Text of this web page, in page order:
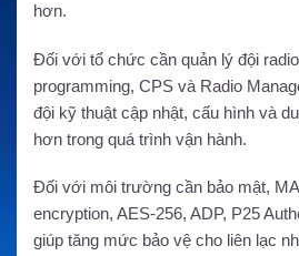
hơn.
Đối với tổ chức cần quản lý đội
programming, CPS và Radio
đội kỹ thuật cập nhật, cấu hình và
hơn trong quá trình vận hành.
Đối với môi trường cần bảo mật,
encryption, AES-256, ADP, P25
giúp tăng mức bảo vệ cho liên lạc